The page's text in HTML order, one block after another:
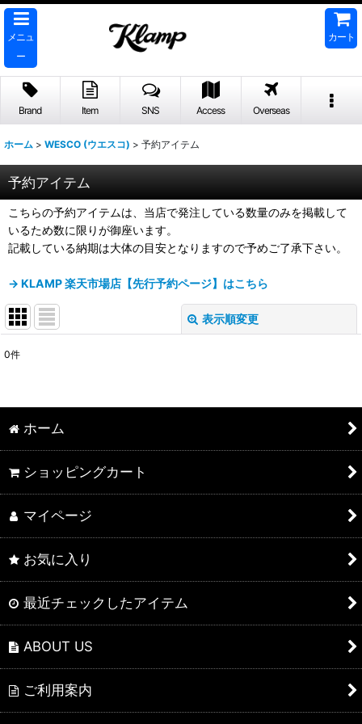
メニュ
ー
カート
Brand Item SNS Access Overseas
ホーム > WESCO (ウエスコ) > 予約アイテム
予約アイテム
こちらの予約アイテムは、当店で発注している数量のみを掲載して
いるため数に限りが御座います。
記載している納期は大体の目安となりますので予めご了承下さい。
→ KLAMP 楽天市場店【先行予約ページ】はこちら
表示順変更
並び順:
絞り込む
0件
ホーム
ショッピングカート
マイページ
お気に入り
最近チェックしたアイテム
ABOUT US
ご利用案内